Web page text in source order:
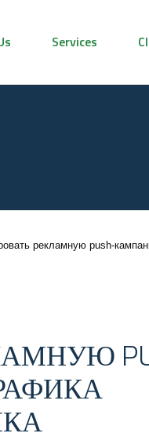
Services
рекламную push-